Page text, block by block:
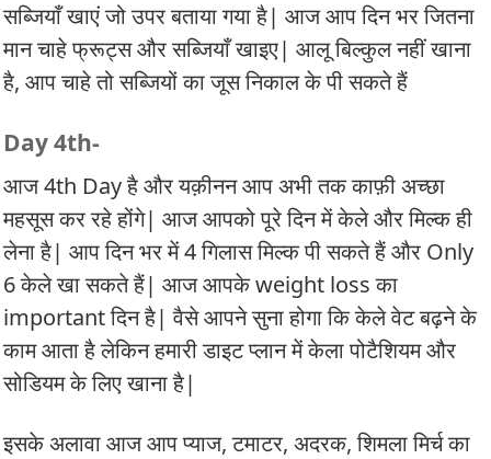
सब्जियाँ खाएं जो उपर बताया गया है| आज आप दिन भर जितना
मान चाहे फ्रूट्स और सब्जियाँ खाइए| आलू बिल्कुल नहीं खाना
है, आप चाहे तो सब्जियों का जूस निकाल के पी सकते हैं
Day 4th-
आज 4th Day है और यक़ीनन आप अभी तक काफ़ी अच्छा
महसूस कर रहे होंगे| आज आपको पूरे दिन में केले और मिल्क ही
लेना है| आप दिन भर में 4 गिलास मिल्क पी सकते हैं और Only
6 केले खा सकते हैं| आज आपके weight loss का
important दिन है| वैसे आपने सुना होगा कि केले वेट बढ़ने के
काम आता है लेकिन हमारी डाइट प्लान में केला पोटैशियम और
सोडियम के लिए खाना है|
इसके अलावा आज आप प्याज, टमाटर, अदरक, शिमला मिर्च का